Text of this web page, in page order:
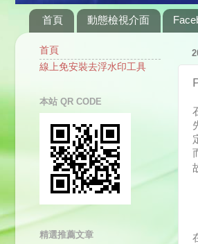
首頁 動態檢視介面
首頁
線上免安裝去浮水印工具
本站 QR CODE
精選推薦文章